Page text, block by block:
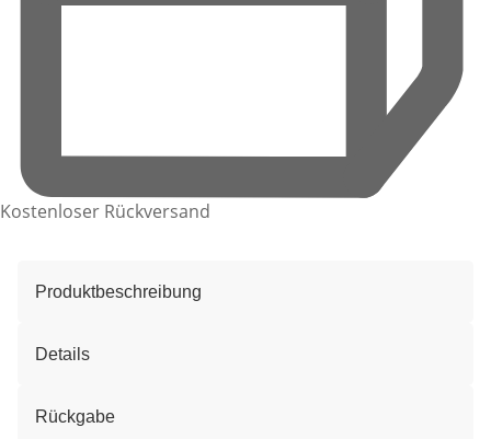
Kostenloser Rückversand
Produktbeschreibung
Details
Rückgabe